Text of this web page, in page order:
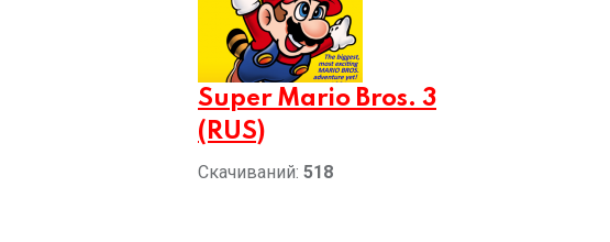
Super Mario Bros. 3
(RUS)
Скачиваний: 518